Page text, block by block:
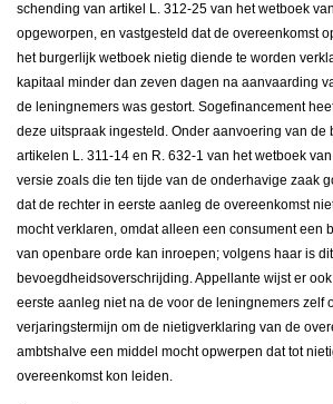
schending van artikel L. 312-25 van het wetboek
opgeworpen, en vastgesteld dat de overeenkomst
het burgerlijk wetboek nietig diende te worden
kapitaal minder dan zeven dagen na aanvaarding
de leningnemers was gestort. Sogefinancement
deze uitspraak ingesteld. Onder aanvoering van de
artikelen L. 311-14 en R. 632-1 van het wetboek
versie zoals die ten tijde van de onderhavige zaak
dat de rechter in eerste aanleg de overeenkomst
mocht verklaren, omdat alleen een consument een
van openbare orde kan inroepen; volgens haar is dit
bevoegdheidsoverschrijding. Appellante wijst er
eerste aanleg niet na de voor de leningnemers zelf
verjaringstermijn om de nietigverklaring van de
ambtshalve een middel mocht opwerpen dat tot
overeenkomst kon leiden.